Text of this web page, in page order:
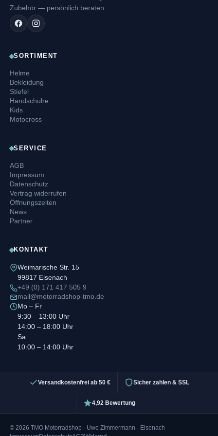
Zubehör — persönlich beraten.
SORTIMENT
Helme
Bekleidung
Stiefel
Handschuhe
Kids
Motocross
SERVICE
AGB
Impressum
Datenschutz
Vertrag widerrufen
Öffnungszeiten
News
Partner
KONTAKT
Weimarische Str. 15
99817 Eisenach
+49 (0) 171 417 505 9
mail@motorradshop-tmo.de
Mo – Fr
9:30 – 13:00 Uhr
14:00 – 18:00 Uhr
Sa
10:00 – 14:00 Uhr
Versandkostenfrei ab 50 € Sicher zahlen & SSL
4,92 Bewertung
© 2026 TMO Motorradshop · Uwe Zimmermann · Eisenach